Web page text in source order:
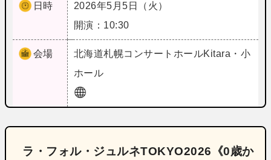
日時
2026年5月5日（火）
開演：10:30
会場 北海道札幌コンサートホールKitara・小
ホール
ラ・フォル・ジュルネTOKYO2026《0歳か